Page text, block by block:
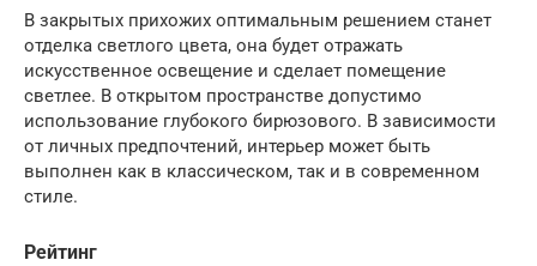
В закрытых прихожих оптимальным решением станет
отделка светлого цвета, она будет отражать
искусственное освещение и сделает помещение
светлее. В открытом пространстве допустимо
использование глубокого бирюзового. В зависимости
от личных предпочтений, интерьер может быть
выполнен как в классическом, так и в современном
стиле.
Рейтинг